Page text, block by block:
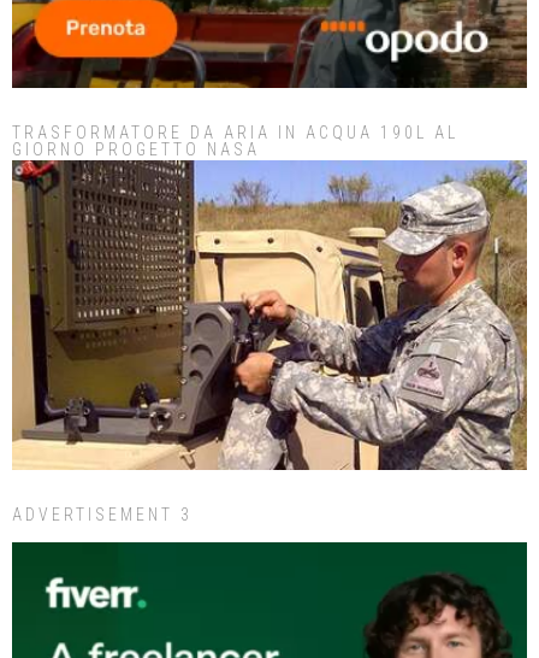
TRASFORMATORE DA ARIA IN ACQUA 190L AL
GIORNO PROGETTO NASA
ADVERTISEMENT 3